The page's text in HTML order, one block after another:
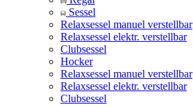
Sessel
Relaxsessel manuel verstellbar
Relaxsessel elektr. verstellbar
Clubsessel
Hocker
Relaxsessel manuel verstellbar
Relaxsessel elektr. verstellbar
Clubsessel